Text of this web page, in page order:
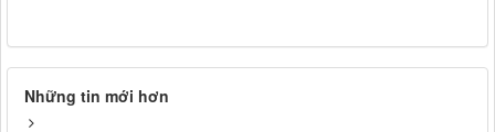
Những tin mới hơn